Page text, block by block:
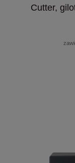
Cutter,